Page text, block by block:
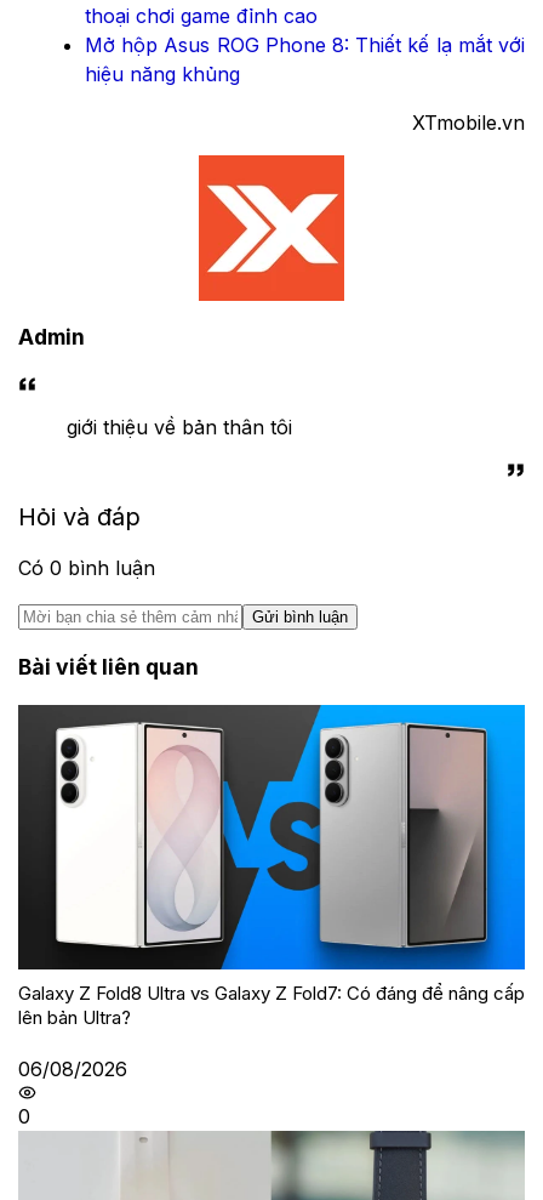
thoại chơi game đỉnh cao
Mở hộp Asus ROG Phone 8: Thiết kế lạ mắt với
hiệu năng khủng
XTmobile.vn
Admin
giới thiệu về bản thân tôi
Hỏi và đáp
Có 0 bình luận
Gửi bình luận
Bài viết liên quan
Galaxy Z Fold8 Ultra vs Galaxy Z Fold7: Có đáng để nâng cấp
lên bản Ultra?
06/08/2026
0